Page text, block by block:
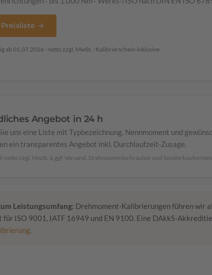
→
ab 01.07.2026 · netto zzgl. MwSt. · Kalibrierschein inklusive
Angebot in 24 h
uns eine Liste mit Typbezeichnung, Nennmoment und
ein transparentes Angebot inkl. Durchlaufzeit-Zusage.
netto zzgl. MwSt. & ggf. Versand. Drehmomentschrauber und
Leistungsumfang: Drehmoment-Kalibrierungen führen wir
für ISO 9001, IATF 16949 und EN 9100. Eine DAkkS-
.